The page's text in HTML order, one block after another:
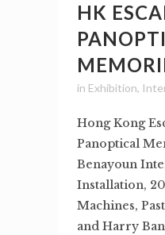
HK
in Exhibition,
Hong Kong
Panoptical
Benayoun
Installation,
Machines,
and Harry